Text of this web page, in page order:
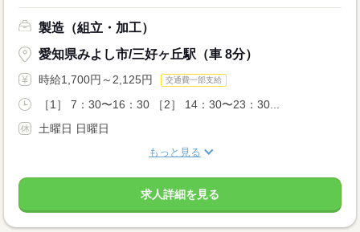
製造（組立・加工）
愛知県みよし市/三好ヶ丘駅（車 8分）
時給1,700円～2,125円 交通費一部支給
［1］ 7：30〜16：30 ［2］ 14：30〜23：30...
土曜日 日曜日
もっと見る
求人詳細を見る